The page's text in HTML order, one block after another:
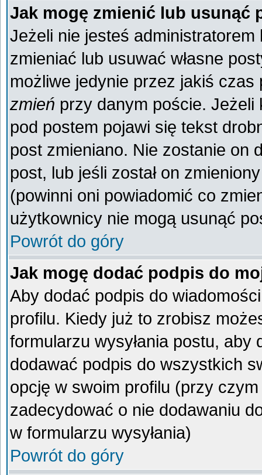
Jak mogę zmienić lub usunąć
Jeżeli nie jesteś
zmieniać lub usuwać własne
możliwe jedynie przez jakiś
zmień przy danym poście. Jeżeli
pod postem pojawi się tekst
post zmieniano. Nie zostanie on
post, lub jeśli został on
(powinni oni powiadomić co
użytkownicy nie mogą usunąć
Powrót do góry
Jak mogę dodać podpis do
Aby dodać podpis do
profilu. Kiedy już to zrobisz
formularzu wysyłania postu,
dodawać podpis do wszystkich
opcję w swoim profilu (przy
zadecydować o nie dodawaniu
w formularzu wysyłania)
Powrót do góry